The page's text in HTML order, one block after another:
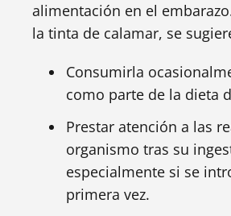
alimentación en el
la tinta de calamar, se
Consumirla
como parte de la dieta
Prestar atención a las
organismo tras su
especialmente si se
primera vez.